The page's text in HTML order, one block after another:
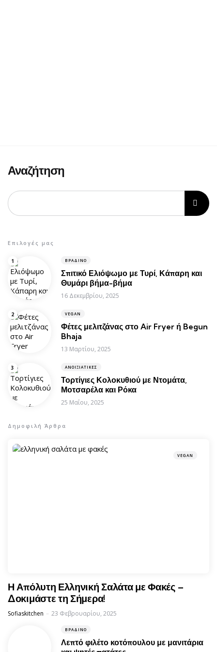
Αναζήτηση
Επιλογές μας
ΒΡΑΔΙΝΌ
Σπιτικό Ελιόψωμο με Τυρί, Κάπαρη και
Θυμάρι βήμα-βήμα
16 Δεκεμβρίου, 2025
VEGAN
Φέτες μελιτζάνας στο Air Fryer ή Begun
Bhaja
13 Μαρτίου, 2025
ΑΝΟΙΞΙΆΤΙΚΕΣ
Τορτίγιες Κολοκυθιού με Ντομάτα,
Μοτσαρέλα και Ρόκα
25 Μαΐου, 2025
Δημοφιλή Άρθρα
VEGAN
Η Απόλυτη Ελληνική Σαλάτα με Φακές –
Δοκιμάστε τη Σήμερα!
Posted
Sofiaskitchen 23 Φεβρουαρίου, 2025
ΒΡΑΔΙΝΌ
Λεπτό φιλέτο κοτόπουλου με μανιτάρια